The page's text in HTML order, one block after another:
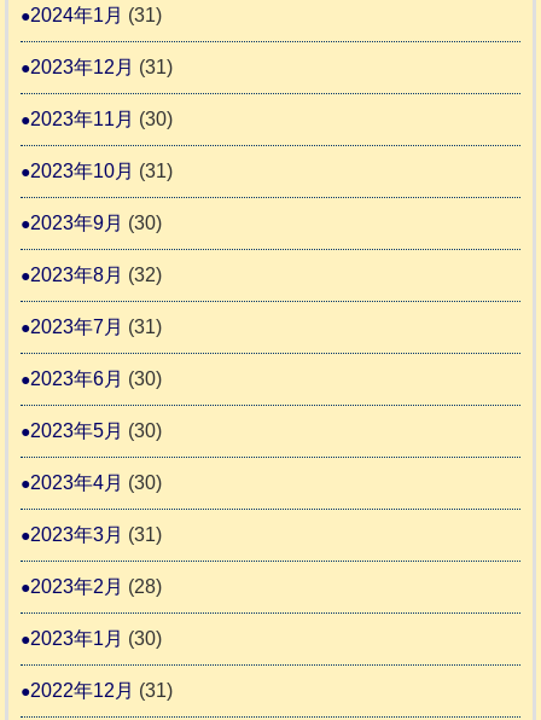
2024年1月 (31)
2023年12月 (31)
2023年11月 (30)
2023年10月 (31)
2023年9月 (30)
2023年8月 (32)
2023年7月 (31)
2023年6月 (30)
2023年5月 (30)
2023年4月 (30)
2023年3月 (31)
2023年2月 (28)
2023年1月 (30)
2022年12月 (31)